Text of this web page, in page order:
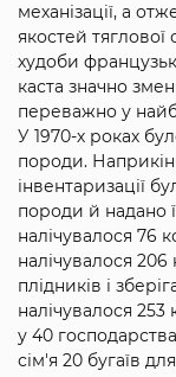
механізації, а
якостей
худоби
каста значно
переважно у
У 1970-х роках
породи.
інвентаризації
породи й надано
налічувалося 76
налічувалося 206
плідників і
налічувалося
у 40
сім'я 20 бугаїв